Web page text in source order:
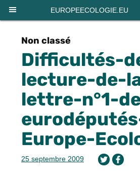
EUROPEECOLOGIE.EU
Non classé
Difficultés-
lecture-de-
lettre-n°1-
Europe-
25 septembre 2009